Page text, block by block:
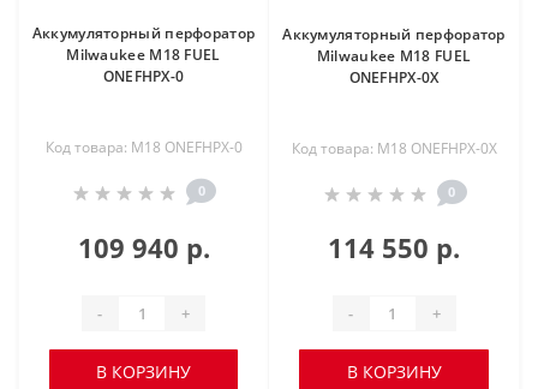
Аккумуляторный перфоратор
Milwaukee M18 FUEL
ONEFHPX-0
Код товара: M18 ONEFHPX-0
0
109 940 р.
- +
В КОРЗИНУ
Аккумуляторный перфоратор
Milwaukee M18 FUEL
ONEFHPX-0X
Код товара: M18 ONEFHPX-0X
0
114 550 р.
- +
В КОРЗИНУ